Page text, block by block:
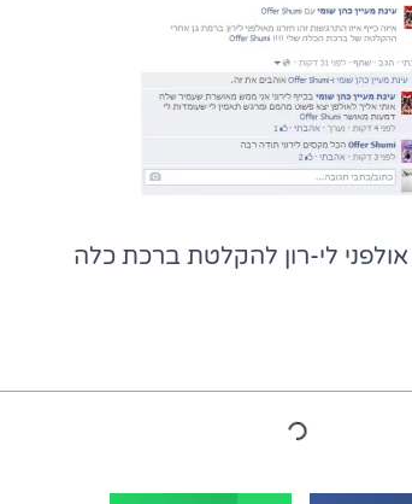
לי-רון להקלטת ברכת כלה